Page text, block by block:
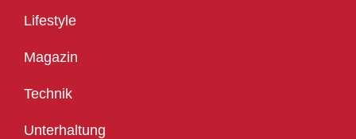
Lifestyle
Magazin
Technik
Unterhaltung